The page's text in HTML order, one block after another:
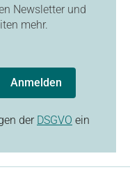
Newsletter und
mehr.
Anmelden
der DSGVO ein